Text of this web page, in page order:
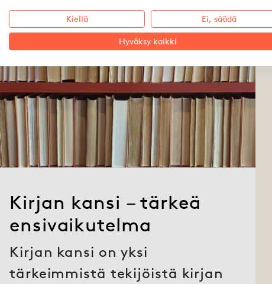
Kirjan kansi – tärkeä
ensivaikutelma
Kirjan kansi on yksi
tärkeimmistä tekijöistä kirjan
Kiellä Ei, säädä
Hyväksy kaikki